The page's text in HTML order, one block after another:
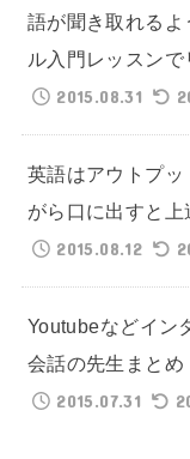
語が聞き取れる
ル入門レッスン
2015.08.31
英語はアウトプ
がら口に出すと上
2015.08.12
Youtubeなどイン
会話の先生まとめ
2015.07.31